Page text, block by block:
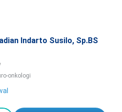
Indarto Susilo, Sp.BS
onkologi